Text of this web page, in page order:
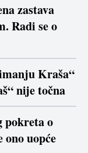
zastava
Radi se o
Kraša“
nije točna
pokreta o
uopće